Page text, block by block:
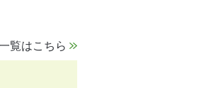
覧はこちら